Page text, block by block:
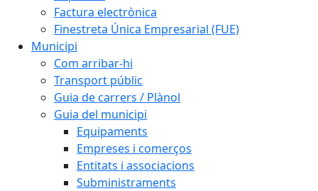
Factura electrònica
Finestreta Única Empresarial (FUE)
Municipi
Com arribar-hi
Transport públic
Guia de carrers / Plànol
Guia del municipi
Equipaments
Empreses i comerços
Entitats i associacions
Subministraments